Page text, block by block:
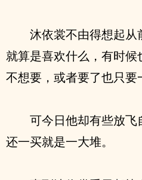
沐依裳不由得想起从
就算是喜欢什么，有时
不想要，或者要了也只要
可今日他却有些放飞
还一买就是一大堆。